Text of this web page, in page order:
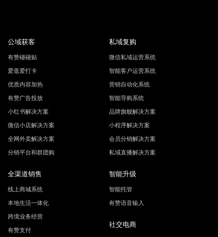
公域获客
有赞碰碰贴
爱逛爱打卡
优质内容加热
有赞广告投放
小红书解决方案
微信小店解决方案
全网外卖解决方案
分销平台和群团购
私域复购
微信私域运营系统
智能客户运营系统
营销自动化系统
智能导购系统
品牌旗舰解决方案
小程序解决方案
会员分销解决方案
私域直播解决方案
全渠道销售
线上商城系统
本地生活一体化
跨境业务经营
有赞支付
智能升级
智能托管
有赞语音输入
社交电商